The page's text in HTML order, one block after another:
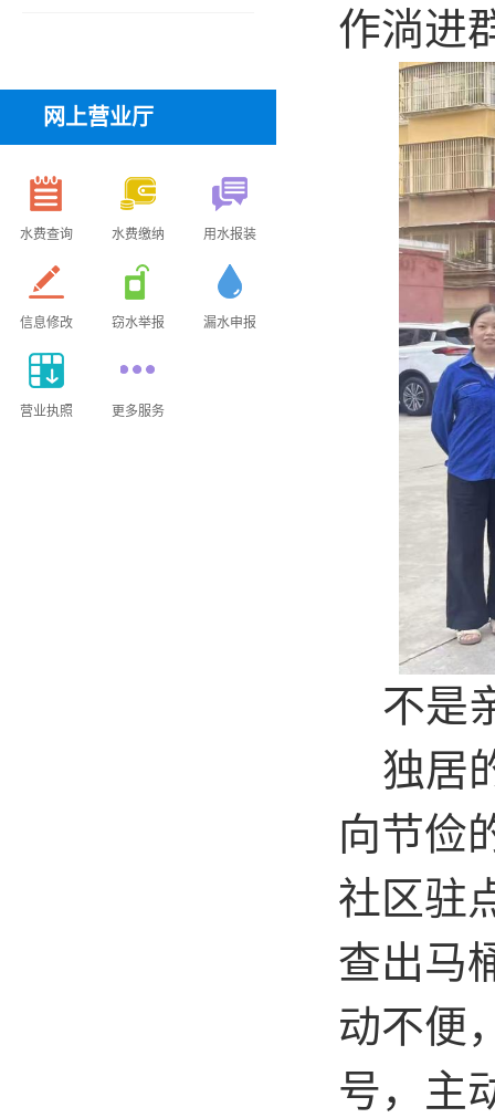
网上营业厅
水费查询 水费缴纳 用水报装
信息修改 窃水举报 漏水申报
营业执照 更多服务
作淌进
不是
独居
向节俭
社区驻
查出马
动不便
号，主